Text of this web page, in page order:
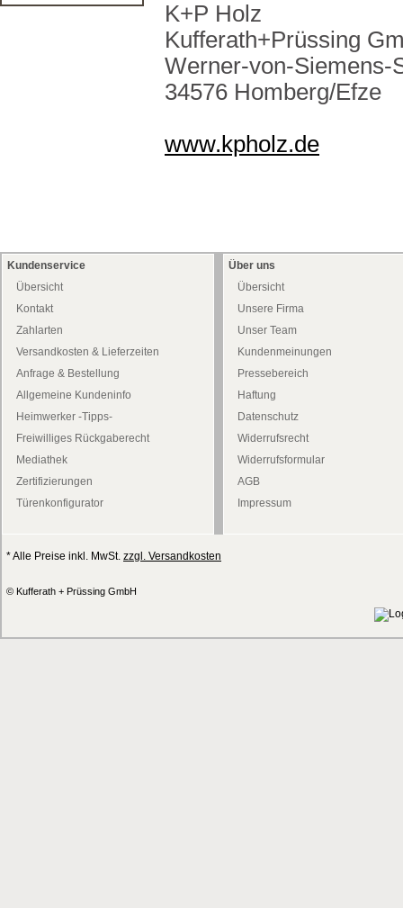
K+P Holz
Kufferath+Prüssing
Werner-von-Siemens-
34576 Homberg/Efze
www.kpholz.de
Kundenservice
Übersicht
Kontakt
Zahlarten
Versandkosten & Lieferzeiten
Anfrage & Bestellung
Allgemeine Kundeninfo
Heimwerker -Tipps-
Freiwilliges Rückgaberecht
Mediathek
Zertifizierungen
Türenkonfigurator
Über uns
Übersicht
Unsere Firma
Unser Team
Kundenmeinungen
Pressebereich
Haftung
Datenschutz
Widerrufsrecht
Widerrufsformular
AGB
Impressum
* Alle Preise inkl. MwSt. zzgl. Versandkosten
© Kufferath + Prüssing GmbH